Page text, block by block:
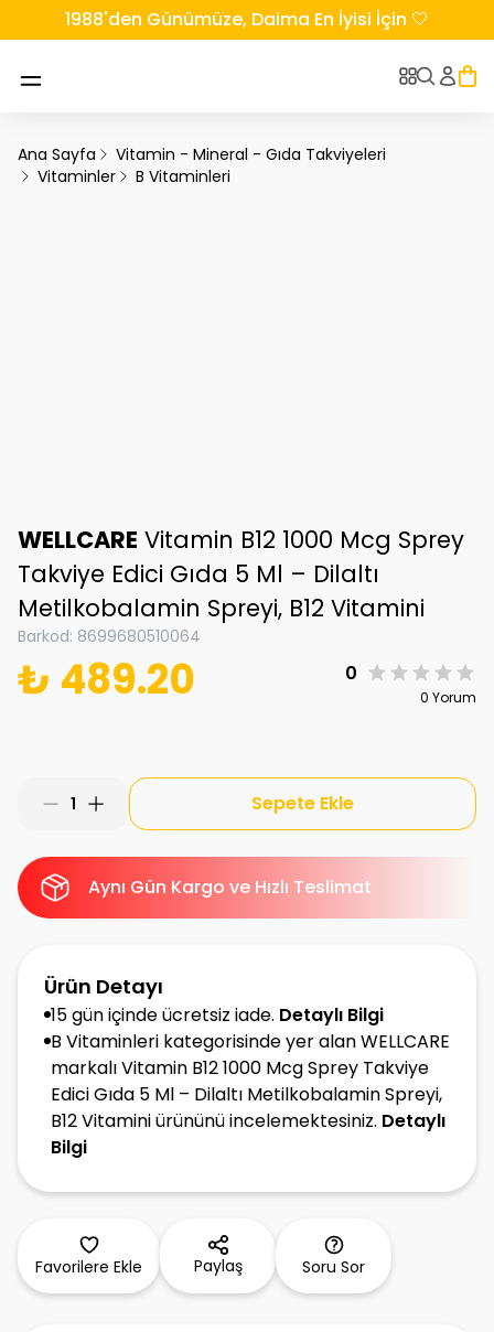
1988'den Günümüze, Daima En İyisi İçin 🤍
Ana Sayfa
Vitamin - Mineral - Gıda Takviyeleri
Vitaminler
B Vitaminleri
WELLCARE Vitamin B12 1000 Mcg Sprey
Takviye Edici Gıda 5 Ml – Dilaltı
Metilkobalamin Spreyi, B12 Vitamini
Barkod: 8699680510064
₺ 489.20 0
0 Yorum
1 Sepete Ekle
Aynı Gün Kargo ve Hızlı Teslimat
Ürün Detayı
15 gün içinde ücretsiz iade. Detaylı Bilgi
B Vitaminleri kategorisinde yer alan WELLCARE
markalı Vitamin B12 1000 Mcg Sprey Takviye
Edici Gıda 5 Ml – Dilaltı Metilkobalamin Spreyi,
B12 Vitamini ürününü incelemektesiniz. Detaylı
Bilgi
Favorilere Ekle Paylaş Soru Sor